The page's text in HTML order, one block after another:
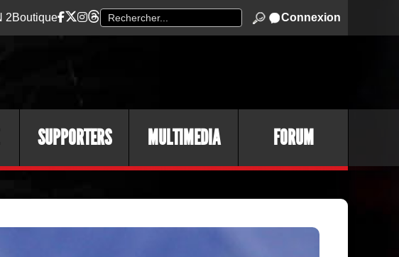
2Boutique Connexion
SUPPORTERS MULTIMEDIA FORUM